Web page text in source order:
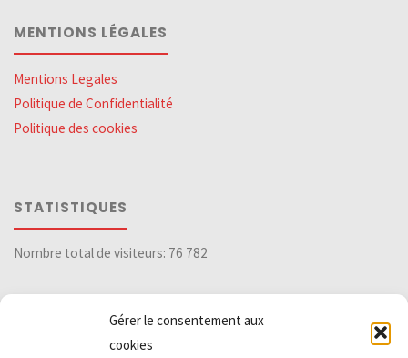
Gérer le consentement aux
cookies
MENTIONS LÉGALES
Mentions Legales
Politique de Confidentialité
Politique des cookies
STATISTIQUES
Nombre total de visiteurs: 76 782